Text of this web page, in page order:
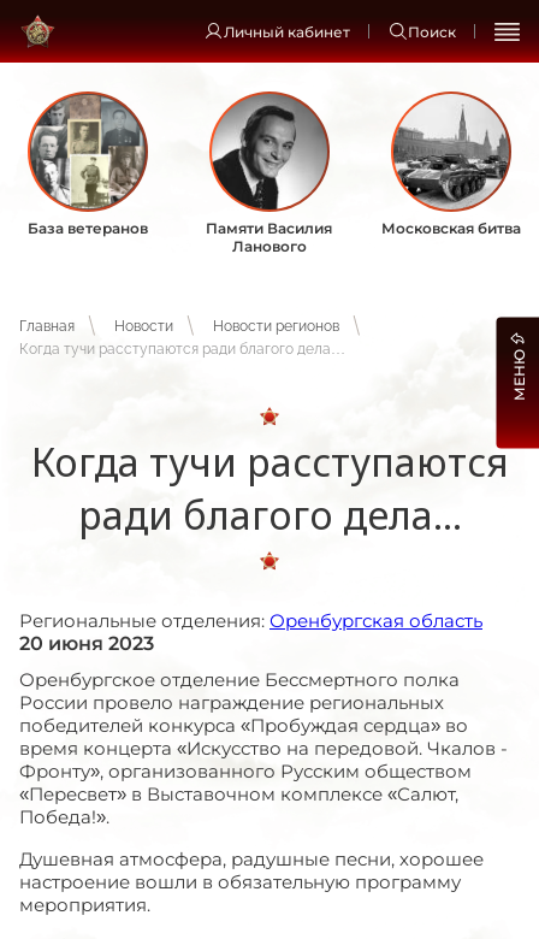
Личный кабинет Поиск
База ветеранов
Памяти Василия
Ланового
Московская битва
Главная Новости
Новости регионов
Когда тучи расступаются ради благого дела…
Когда тучи расступаются
ради благого дела…
Региональные отделения: Оренбургская область
20 июня 2023
Оренбургское отделение Бессмертного полка
России провело награждение региональных
победителей конкурса «Пробуждая сердца» во
время концерта «Искусство на передовой. Чкалов -
Фронту», организованного Русским обществом
«Пересвет» в Выставочном комплексе «Салют,
Победа!».
Душевная атмосфера, радушные песни, хорошее
настроение вошли в обязательную программу
мероприятия.
МЕНЮ